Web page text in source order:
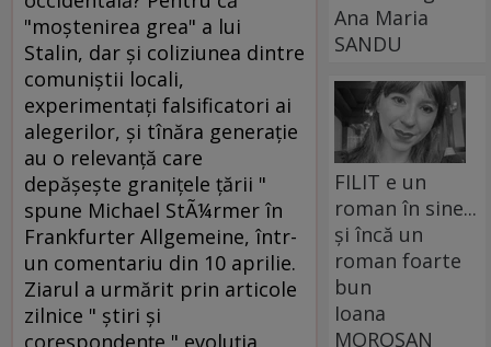
"moştenirea grea" a lui
Stalin, dar şi coliziunea dintre
comuniştii locali,
experimentaţi falsificatori ai
alegerilor, şi tînăra generaţie
au o relevanţă care
depăşeşte graniţele ţării "
spune Michael StÃ¼rmer în
Frankfurter Allgemeine, într-
un comentariu din 10 aprilie.
Ziarul a urmărit prin articole
zilnice " ştiri şi
corespondenţe " evoluţia
Ana Maria
SANDU
FILIT e un
roman în sine...
și încă un
roman foarte
bun
Ioana
MOROȘAN